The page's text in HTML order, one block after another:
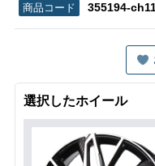
355194-
選択したホイール